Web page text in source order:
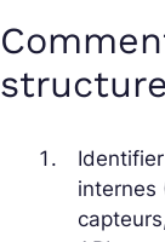
internes